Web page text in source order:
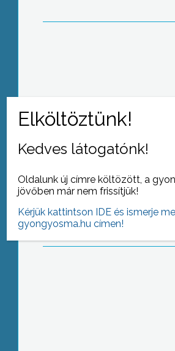
Az 1848-49-es
szabadságharc 160.
ünnepelte az ország
Kedves látogatónk!
Oldalunk új címre költözött, a
jövőben már nem frissítjük!
Kérjük kattintson IDE és ismerje
gyongyosma.hu címen!